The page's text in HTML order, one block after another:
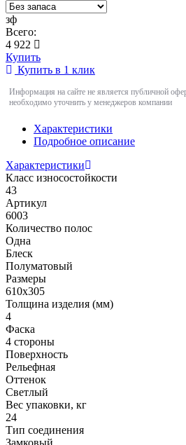
зф
Всего:
4 922
Купить
Купить в 1 клик
Информация на сайте не является публичной
необходимо уточнить у менеджеров компании
Характеристики
Подробное описание
Характеристики
Класс износостойкости
43
Артикул
6003
Количество полос
Одна
Блеск
Полуматовый
Размеры
610х305
Толщина изделия (мм)
4
Фаска
4 стороны
Поверхность
Рельефная
Оттенок
Светлый
Вес упаковки, кг
24
Тип соединения
Замковый